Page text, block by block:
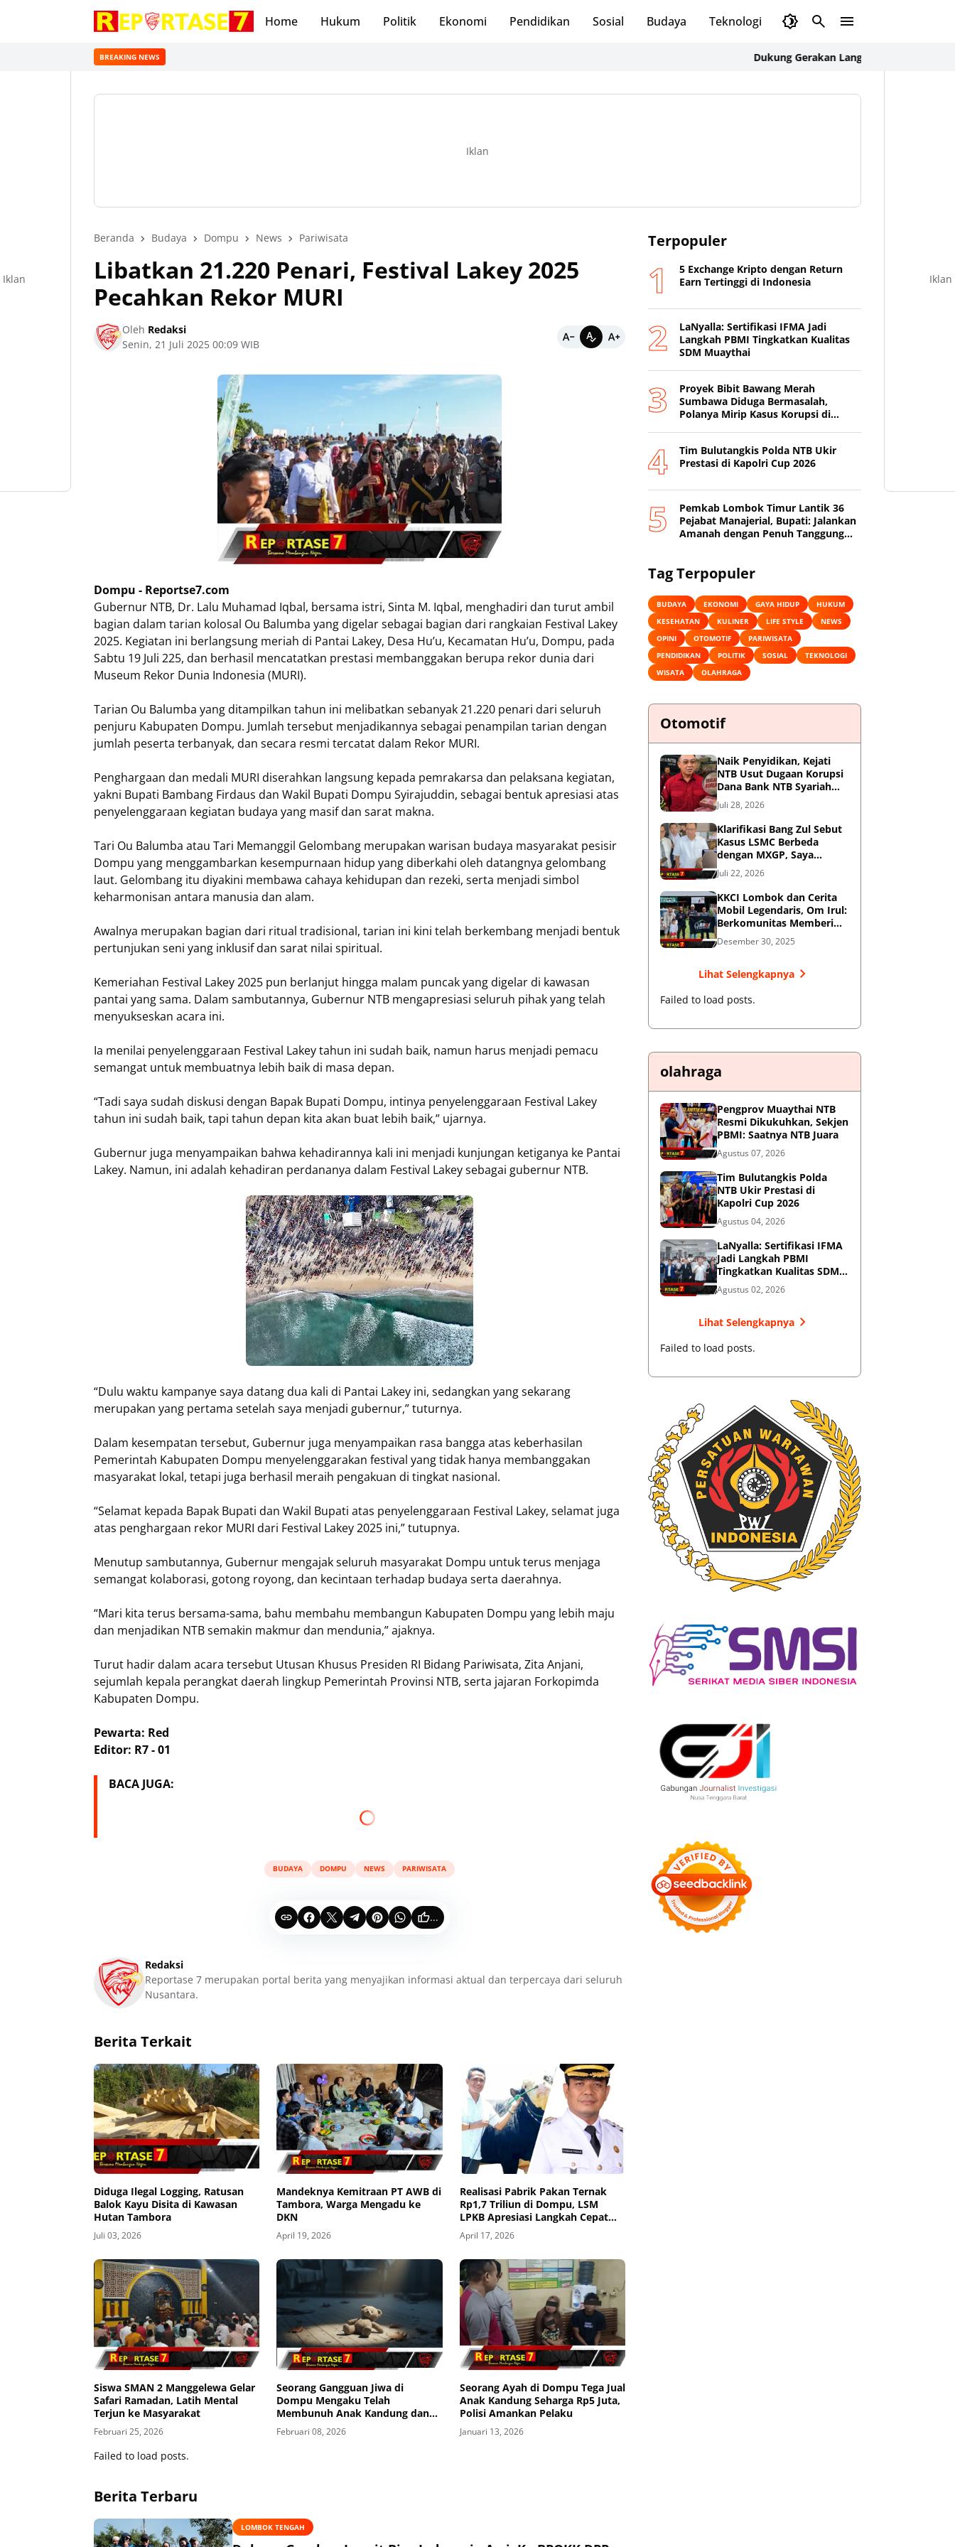
Home Hukum Politik Ekonomi Pendidikan Sosial Budaya Teknologi Olahraga
BREAKING NEWS Dukung Gerakan Langit Biru Indonesia Asri, Ka
Iklan
Beranda Budaya Dompu News Pariwisata
Libatkan 21.220 Penari, Festival Lakey 2025
Pecahkan Rekor MURI
Oleh Redaksi
Senin, 21 Juli 2025 00:09 WIB
Dompu - Reportse7.com
Gubernur NTB, Dr. Lalu Muhamad Iqbal, bersama istri, Sinta M. Iqbal, menghadiri dan turut ambil
bagian dalam tarian kolosal Ou Balumba yang digelar sebagai bagian dari rangkaian Festival Lakey
2025. Kegiatan ini berlangsung meriah di Pantai Lakey, Desa Hu’u, Kecamatan Hu’u, Dompu, pada
Sabtu 19 Juli 225, dan berhasil mencatatkan prestasi membanggakan berupa rekor dunia dari
Museum Rekor Dunia Indonesia (MURI).
Tarian Ou Balumba yang ditampilkan tahun ini melibatkan sebanyak 21.220 penari dari seluruh
penjuru Kabupaten Dompu. Jumlah tersebut menjadikannya sebagai penampilan tarian dengan
jumlah peserta terbanyak, dan secara resmi tercatat dalam Rekor MURI.
Penghargaan dan medali MURI diserahkan langsung kepada pemrakarsa dan pelaksana kegiatan,
yakni Bupati Bambang Firdaus dan Wakil Bupati Dompu Syirajuddin, sebagai bentuk apresiasi atas
penyelenggaraan kegiatan budaya yang masif dan sarat makna.
Tari Ou Balumba atau Tari Memanggil Gelombang merupakan warisan budaya masyarakat pesisir
Dompu yang menggambarkan kesempurnaan hidup yang diberkahi oleh datangnya gelombang
laut. Gelombang itu diyakini membawa cahaya kehidupan dan rezeki, serta menjadi simbol
keharmonisan antara manusia dan alam.
Awalnya merupakan bagian dari ritual tradisional, tarian ini kini telah berkembang menjadi bentuk
pertunjukan seni yang inklusif dan sarat nilai spiritual.
Kemeriahan Festival Lakey 2025 pun berlanjut hingga malam puncak yang digelar di kawasan
pantai yang sama. Dalam sambutannya, Gubernur NTB mengapresiasi seluruh pihak yang telah
menyukseskan acara ini.
Ia menilai penyelenggaraan Festival Lakey tahun ini sudah baik, namun harus menjadi pemacu
semangat untuk membuatnya lebih baik di masa depan.
“Tadi saya sudah diskusi dengan Bapak Bupati Dompu, intinya penyelenggaraan Festival Lakey
tahun ini sudah baik, tapi tahun depan kita akan buat lebih baik,” ujarnya.
Gubernur juga menyampaikan bahwa kehadirannya kali ini menjadi kunjungan ketiganya ke Pantai
Lakey. Namun, ini adalah kehadiran perdananya dalam Festival Lakey sebagai gubernur NTB.
“Dulu waktu kampanye saya datang dua kali di Pantai Lakey ini, sedangkan yang sekarang
merupakan yang pertama setelah saya menjadi gubernur,” tuturnya.
Dalam kesempatan tersebut, Gubernur juga menyampaikan rasa bangga atas keberhasilan
Pemerintah Kabupaten Dompu menyelenggarakan festival yang tidak hanya membanggakan
masyarakat lokal, tetapi juga berhasil meraih pengakuan di tingkat nasional.
“Selamat kepada Bapak Bupati dan Wakil Bupati atas penyelenggaraan Festival Lakey, selamat juga
atas penghargaan rekor MURI dari Festival Lakey 2025 ini,” tutupnya.
Menutup sambutannya, Gubernur mengajak seluruh masyarakat Dompu untuk terus menjaga
semangat kolaborasi, gotong royong, dan kecintaan terhadap budaya serta daerahnya.
“Mari kita terus bersama-sama, bahu membahu membangun Kabupaten Dompu yang lebih maju
dan menjadikan NTB semakin makmur dan mendunia,” ajaknya.
Turut hadir dalam acara tersebut Utusan Khusus Presiden RI Bidang Pariwisata, Zita Anjani,
sejumlah kepala perangkat daerah lingkup Pemerintah Provinsi NTB, serta jajaran Forkopimda
Kabupaten Dompu.
Pewarta: Red
Editor: R7 - 01
BACA JUGA:
BUDAYA DOMPU NEWS PARIWISATA
...
Redaksi
Reportase 7 merupakan portal berita yang menyajikan informasi aktual dan terpercaya dari seluruh
Nusantara.
Berita Terkait
Diduga Ilegal Logging, Ratusan
Balok Kayu Disita di Kawasan
Hutan Tambora
Juli 03, 2026
Mandeknya Kemitraan PT AWB di
Tambora, Warga Mengadu ke
DKN
April 19, 2026
Realisasi Pabrik Pakan Ternak
Rp1,7 Triliun di Dompu, LSM
LPKB Apresiasi Langkah Cepat
Pemda Siapkan Lahan
April 17, 2026
Siswa SMAN 2 Manggelewa Gelar
Safari Ramadan, Latih Mental
Terjun ke Masyarakat
Februari 25, 2026
Seorang Gangguan Jiwa di
Dompu Mengaku Telah
Membunuh Anak Kandung dan
Sembunyikan Jasad Korban
dalam Lemari
Februari 08, 2026
Seorang Ayah di Dompu Tega Jual
Anak Kandung Seharga Rp5 Juta,
Polisi Amankan Pelaku
Januari 13, 2026
Failed to load posts.
Berita Terbaru
LOMBOK TENGAH
Terpopuler
5 Exchange Kripto dengan Return
Earn Tertinggi di Indonesia
LaNyalla: Sertifikasi IFMA Jadi
Langkah PBMI Tingkatkan Kualitas
SDM Muaythai
Proyek Bibit Bawang Merah
Sumbawa Diduga Bermasalah,
Polanya Mirip Kasus Korupsi di
Tim Bulutangkis Polda NTB Ukir
Prestasi di Kapolri Cup 2026
Pemkab Lombok Timur Lantik 36
Pejabat Manajerial, Bupati: Jalankan
Amanah dengan Penuh Tanggung
Tag Terpopuler
BUDAYA EKONOMI GAYA HIDUP
HUKUM
KESEHATAN
KULINER LIFE STYLE
NEWS
OPINI
OTOMOTIF
PARIWISATA
PENDIDIKAN
POLITIK SOSIAL
TEKNOLOGI
WISATA
OLAHRAGA
Otomotif
Naik Penyidikan, Kejati
NTB Usut Dugaan Korupsi
Dana Bank NTB Syariah
untuk MXGP 2023
Juli 28, 2026
Klarifikasi Bang Zul Sebut
Kasus LSMC Berbeda
dengan MXGP, Saya
Dipanggil Sebagai Saksi
Juli 22, 2026
KKCI Lombok dan Cerita
Mobil Legendaris, Om Irul:
Berkomunitas Memberi
Manfaat dan Membangun
Imej Positif
Desember 30, 2025
Lihat Selengkapnya
Failed to load posts.
olahraga
Pengprov Muaythai NTB
Resmi Dikukuhkan, Sekjen
PBMI: Saatnya NTB Juara
Agustus 07, 2026
Tim Bulutangkis Polda
NTB Ukir Prestasi di
Kapolri Cup 2026
Agustus 04, 2026
LaNyalla: Sertifikasi IFMA
Jadi Langkah PBMI
Tingkatkan Kualitas SDM
Muaythai
Agustus 02, 2026
Lihat Selengkapnya
Failed to load posts.
Iklan Iklan